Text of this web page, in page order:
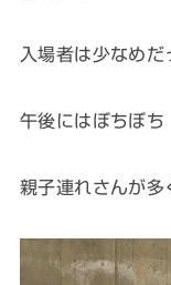
入場者は少なめ
午後にはぼちぼち
親子連れさんが多